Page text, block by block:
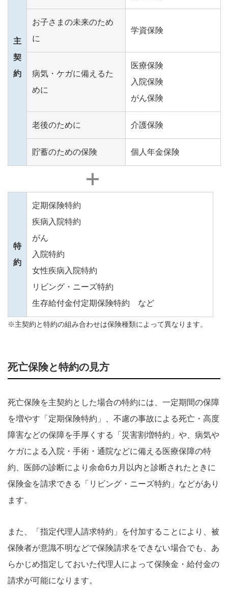
主
契
約
お子さまの未来のため
に
学資保険
病気・ケガに備えるた
めに
医療保険
入院保険
がん保険
老後のために 介護保険
貯蓄のための保険 個人年金保険
特
約
定期保険特約
疾病入院特約
がん
入院特約
女性疾病入院特約
リビング・ニーズ特約
生存給付金付定期保険特約 など
※主契約と特約の組み合わせは保険種類によって異なります。
死亡保険と特約の見方
死亡保険を主契約とした場合の特約には、一定期間の保障
を増やす「定期保険特約」、不慮の事故による死亡・高度
障害などの保障を手厚くする「災害割増特約」や、病気や
ケガによる入院・手術・通院などに備える医療保障の特
約、医師の診断により余命6カ月以内と診断されたときに
保険金を請求できる「リビング・ニーズ特約」などがあり
ます。
また、「指定代理人請求特約」を付加することにより、被
保険者が意識不明などで保険請求をできない場合でも、あ
らかじめ指定しておいた代理人によって保険金・給付金の
請求が可能になります。